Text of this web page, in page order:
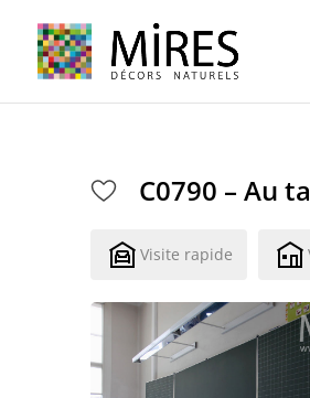
C0790 – Au
Visite rapide